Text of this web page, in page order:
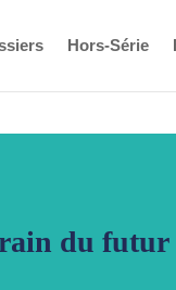
Hors-Série
du futur